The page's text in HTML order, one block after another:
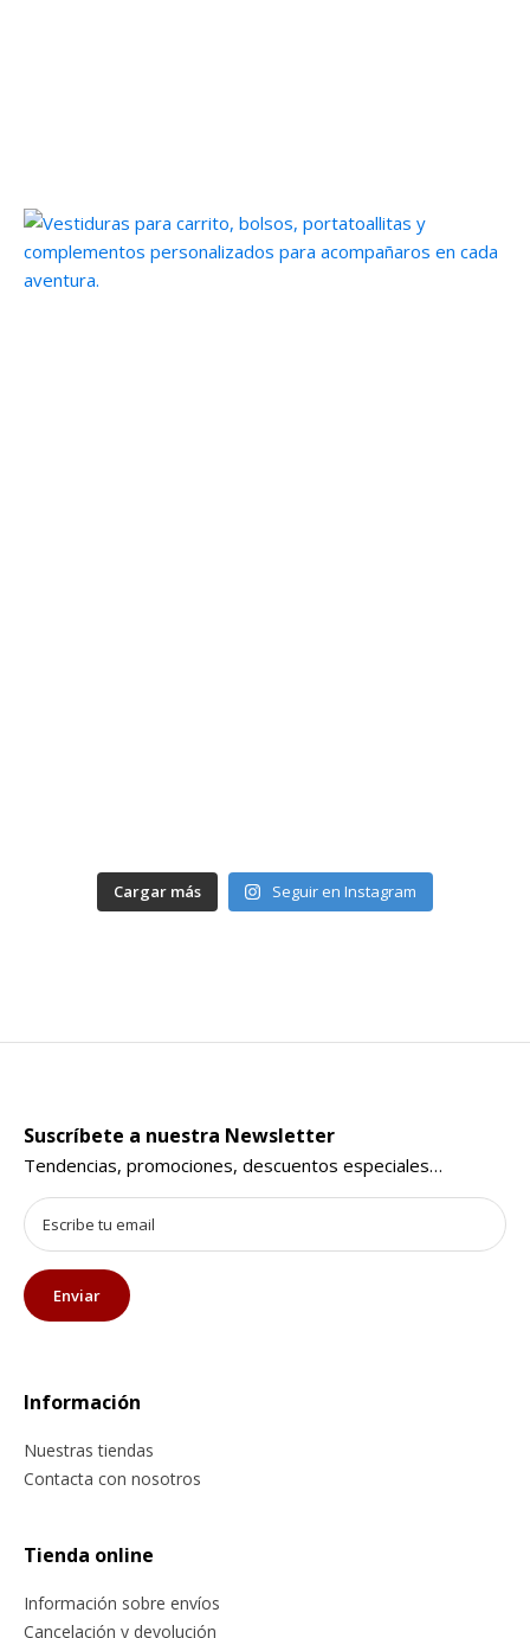
Cargar más Seguir en Instagram
Suscríbete a nuestra Newsletter
Tendencias, promociones, descuentos especiales…
Información
Nuestras tiendas
Contacta con nosotros
Tienda online
Información sobre envíos
Cancelación y devolución